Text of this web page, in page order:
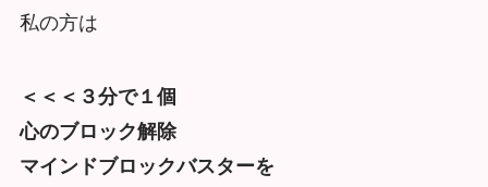
私の方は
＜＜＜３分で１個
心のブロック解除
マインドブロックバスターを